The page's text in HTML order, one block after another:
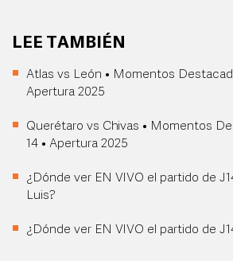
LEE TAMBIÉN
Atlas vs León • Momentos
Apertura 2025
Querétaro vs Chivas • Momentos
14 • Apertura 2025
¿Dónde ver EN VIVO el partido de
Luis?
¿Dónde ver EN VIVO el partido de